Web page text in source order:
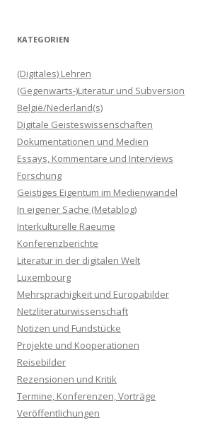
KATEGORIEN
(Digitales) Lehren
(Gegenwarts-)Literatur und Subversion
België/Nederland(s)
Digitale Geisteswissenschaften
Dokumentationen und Medien
Essays, Kommentare und Interviews
Forschung
Geistiges Eigentum im Medienwandel
In eigener Sache (Metablog)
Interkulturelle Raeume
Konferenzberichte
Literatur in der digitalen Welt
Luxembourg
Mehrsprachigkeit und Europabilder
Netzliteraturwissenschaft
Notizen und Fundstücke
Projekte und Kooperationen
Reisebilder
Rezensionen und Kritik
Termine, Konferenzen, Vorträge
Veröffentlichungen